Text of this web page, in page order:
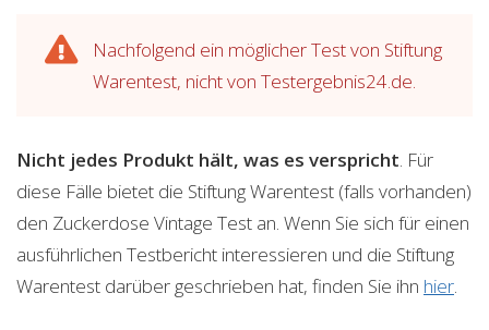
Nachfolgend ein möglicher Test von Stiftung
Warentest, nicht von Testergebnis24.de.
Nicht jedes Produkt hält, was es verspricht. Für
diese Fälle bietet die Stiftung Warentest (falls vorhanden)
den Zuckerdose Vintage Test an. Wenn Sie sich für einen
ausführlichen Testbericht interessieren und die Stiftung
Warentest darüber geschrieben hat, finden Sie ihn hier.